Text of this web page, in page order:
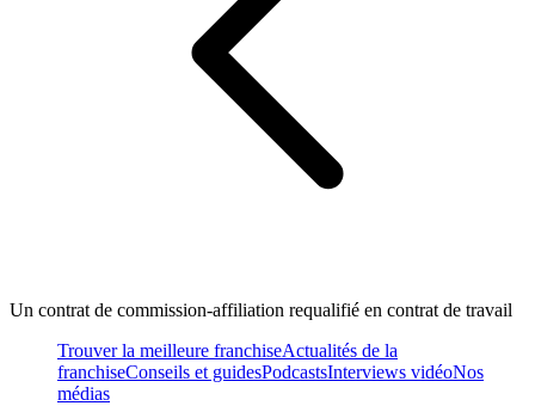
Un contrat de commission-affiliation requalifié en contrat de travail
Trouver la meilleure franchiseActualités de la
franchiseConseils et guidesPodcastsInterviews vidéoNos
médias